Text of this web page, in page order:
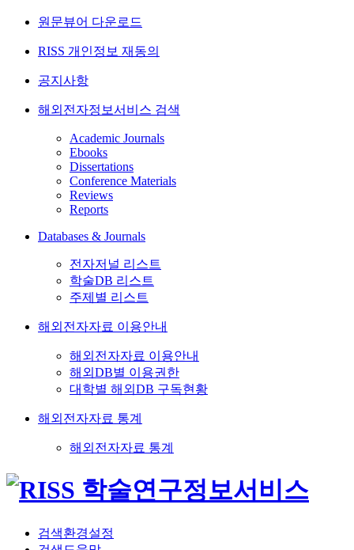
원문뷰어 다운로드
RISS 개인정보 재동의
공지사항
해외전자정보서비스 검색
Academic Journals
Ebooks
Dissertations
Conference Materials
Reviews
Reports
Databases & Journals
전자저널 리스트
학술DB 리스트
주제별 리스트
해외전자자료 이용안내
해외전자자료 이용안내
해외DB별 이용권한
대학별 해외DB 구독현황
해외전자자료 통계
해외전자자료 통계
검색환경설정